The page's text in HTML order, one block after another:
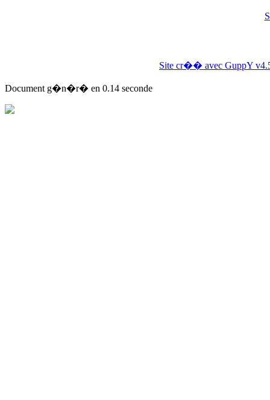
Site cr�� avec GuppY
Document g�n�r� en 0.14 seconde